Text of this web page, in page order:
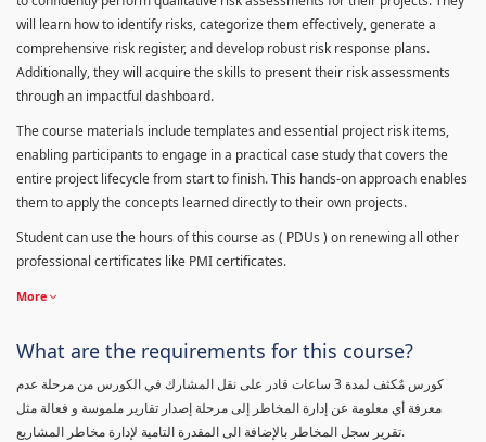
will learn how to identify risks, categorize them effectively, generate a
comprehensive risk register, and develop robust risk response plans.
Additionally, they will acquire the skills to present their risk assessments
through an impactful dashboard.
The course materials include templates and essential project risk items,
enabling participants to engage in a practical case study that covers the
entire project lifecycle from start to finish. This hands-on approach enables
them to apply the concepts learned directly to their own projects.
Student can use the hours of this course as ( PDUs ) on renewing all other
professional certificates like PMI certificates.
More
What are the requirements for this course?
كورس مٌكثف لمدة 3 ساعات قادر على نقل المشارك في الكورس من مرحلة عدم
معرفة أي معلومة عن إدارة المخاطر إلى مرحلة إصدار تقارير ملموسة و فعالة مثل
تقرير سجل المخاطر بالإضافة الى المقدرة التامية لإدارة مخاطر المشاريع.